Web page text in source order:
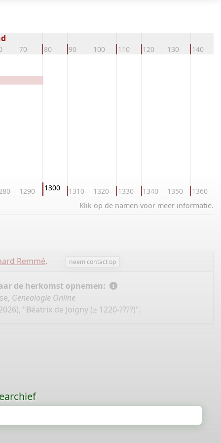
70 80 90 100 110 120 130 140
1290 1300 1310 1320 1330 1340 1350 1360
Klik op de namen voor meer informatie.
Remmé. neem contact op
de herkomst opnemen:
Genealogie Online
"Béatrix de Joigny (± 1220-????)".